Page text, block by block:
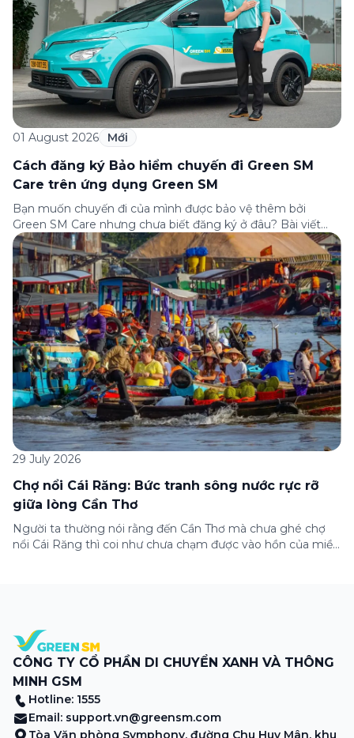
01 August 2026 Mới
Cách đăng ký Bảo hiểm chuyến đi Green SM
Care trên ứng dụng Green SM
Bạn muốn chuyến đi của mình được bảo vệ thêm bởi
Green SM Care nhưng chưa biết đăng ký ở đâu? Bài viết
dưới đây sẽ hướng dẫn chi tiết cách tham gia (và hủy tham
gia) gói bảo hiểm này ngay trên ứng dụng Green SM, cùng
những lưu ý quan trọng trước khi […]
29 July 2026
Chợ nổi Cái Răng: Bức tranh sông nước rực rỡ
giữa lòng Cần Thơ
Người ta thường nói rằng đến Cần Thơ mà chưa ghé chợ
nổi Cái Răng thì coi như chưa chạm được vào hồn của miền
CÔNG TY CỔ PHẦN DI CHUYỂN XANH VÀ THÔNG
MINH GSM
Hotline: 1555
Email: support.vn@greensm.com
Tòa Văn phòng Symphony, đường Chu Huy Mân, khu